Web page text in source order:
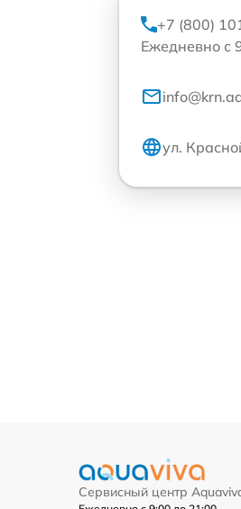
+7 (800)
Ежедневно с
ул.
Сервисный центр